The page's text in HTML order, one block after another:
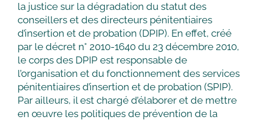
la justice sur la dégradation du statut des
conseillers et des directeurs pénitentiaires
d’insertion et de probation (DPIP). En effet, créé
par le décret n° 2010-1640 du 23 décembre 2010,
le corps des DPIP est responsable de
l’organisation et du fonctionnement des services
pénitentiaires d’insertion et de probation (SPIP).
Par ailleurs, il est chargé d’élaborer et de mettre
en œuvre les politiques de prévention de la